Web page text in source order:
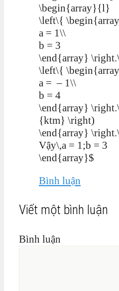
\begin{array}{l}
\left\{
a = 1\\
b = 3
\end{array}
\left\{
a = – 1\\
b = 4
\end{array}
{ktm} \right)
\end{array}
Vậy\,a = 1;b = 3
\end{array}$
Bình luận
Viết một bình luận
Bình luận